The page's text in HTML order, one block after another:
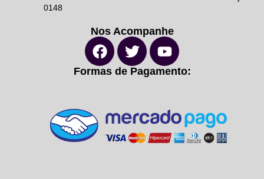
0148
Nos Acompanhe
Formas de Pagamento: